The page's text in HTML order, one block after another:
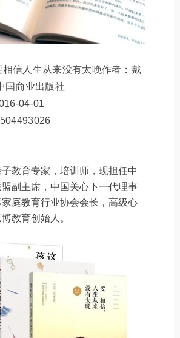
信人生从来没有太晚作者：戴
国商业出版社
04-01
教育专家，培训师，现担任中
副主席，中国关心下一代理事
庭教育行业协会会长，高级心
教育创始人。